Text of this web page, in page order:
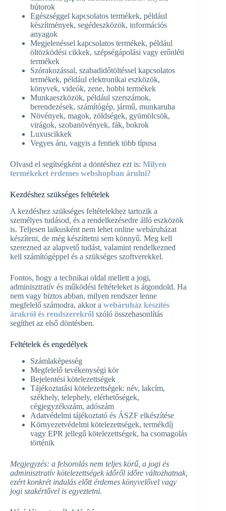
bútorok
Egészséggel kapcsolatos termékek, például
készítmények, segédeszközök, információs
anyagok
Megjelenéssel kapcsolatos termékek, például
öltözködési cikkek, szépségápolási vagy erőnléti
termékek
Szórakozással, szabadidőtöltéssel kapcsolatos
termékek, például elektronikai eszközök,
könyvek, videók, zene, hobbi termékek
Munkaeszközök, például szerszámok,
berendezések, számítógép, jármű, munkaruha
Növények, magok, zöldségek, gyümölcsök,
virágok, szobanövények, fák, bokrok
Luxuscikkek
Vegyes áru, vagyis a fentiek több típusa
Olvasd el segítségként a döntéshez ezt is: Milyen
termékeket érdemes webshopban árulni?
Kezdéshez szükséges feltételek
A kezdéshez szükséges feltételekhez tartozik a
személyes tudásod, és a rendelkezésedre álló eszközök
is. Teljesen laikusként nem lehet online webáruházat
készíteni, de még készíttetni sem könnyű. Meg kell
szerezned az alapvető tudást, valamint rendelkezned
kell számítógéppel és a szükséges szoftverekkel.
Fontos, hogy a technikai oldal mellett a jogi,
adminisztratív és működési feltételeket is átgondold. Ha
nem vagy biztos abban, milyen rendszer lenne
megfelelő számodra, akkor a webáruház készítés
árakról és rendszerekről szóló összehasonlítás
segíthet az első döntésben.
Feltételek és engedélyek
Számlaképesség
Megfelelő tevékenységi kör
Bejelentési kötelezettségek
Tájékoztatási kötelezettségek: név, lakcím,
székhely, telephely, elérhetőségek,
cégjegyzékszám, adószám
Adatvédelmi tájékoztató és ÁSZF elkészítése
Környezetvédelmi kötelezettségek, termékdíj
vagy EPR jellegű kötelezettségek, ha csomagolás
történik
Megjegyzés: a felsorolás nem teljes körű, a jogi és
adminisztratív kötelezettségek időről időre változhatnak,
ezért konkrét indulás előtt érdemes könyvelővel vagy
jogi szakértővel is egyeztetni.